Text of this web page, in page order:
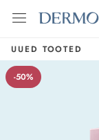
UUED TOOTED
-50%